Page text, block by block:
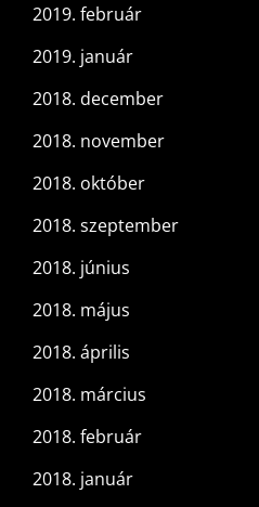
2019. február
2019. január
2018. december
2018. november
2018. október
2018. szeptember
2018. június
2018. május
2018. április
2018. március
2018. február
2018. január